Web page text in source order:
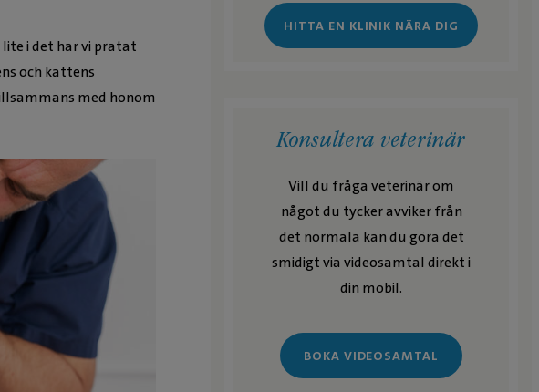
i det har vi pratat
och kattens
med honom
HITTA EN KLINIK NÄRA DIG
Konsultera veterinär
Vill du fråga veterinär om
något du tycker avviker från
det normala kan du göra det
smidigt via videosamtal direkt i
din mobil.
BOKA VIDEOSAMTAL